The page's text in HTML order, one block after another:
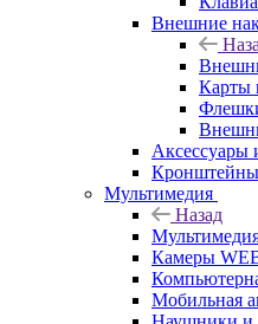
Внешние
Карты
Аксессуары
Мультимедия
Назад
Камеры
Мобильная